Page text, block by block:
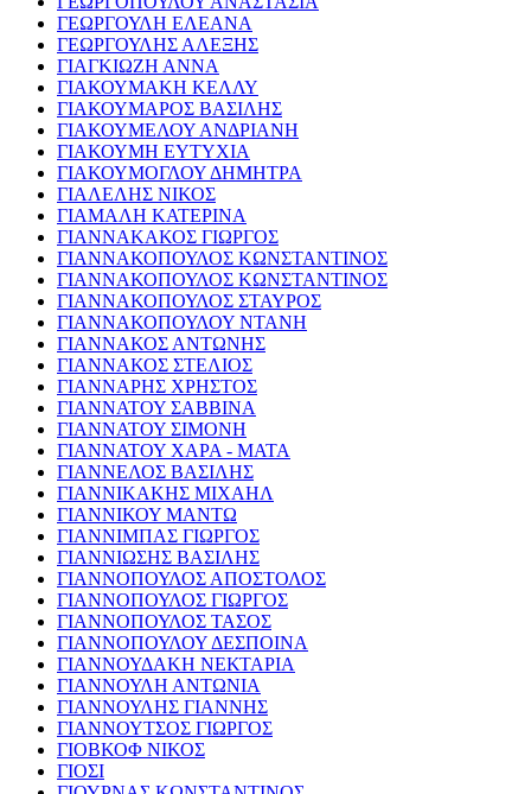
ΓΕΩΡΓΟΥΛΗ ΕΛΕΑΝΑ
ΓΕΩΡΓΟΥΛΗΣ ΑΛΕΞΗΣ
ΓΙΑΓΚΙΩΖΗ ΑΝΝΑ
ΓΙΑΚΟΥΜΑΚΗ ΚΕΛΛΥ
ΓΙΑΚΟΥΜΑΡΟΣ ΒΑΣΙΛΗΣ
ΓΙΑΚΟΥΜΕΛΟΥ ΑΝΔΡΙΑΝΗ
ΓΙΑΚΟΥΜΗ ΕΥΤΥΧΙΑ
ΓΙΑΚΟΥΜΟΓΛΟΥ ΔΗΜΗΤΡΑ
ΓΙΑΛΕΛΗΣ ΝΙΚΟΣ
ΓΙΑΜΑΛΗ ΚΑΤΕΡΙΝΑ
ΓΙΑΝΝΑΚΑΚΟΣ ΓΙΩΡΓΟΣ
ΓΙΑΝΝΑΚΟΠΟΥΛΟΣ ΚΩΝΣΤΑΝΤΙΝΟΣ
ΓΙΑΝΝΑΚΟΠΟΥΛΟΣ ΚΩΝΣΤΑΝΤΙΝΟΣ
ΓΙΑΝΝΑΚΟΠΟΥΛΟΣ ΣΤΑΥΡΟΣ
ΓΙΑΝΝΑΚΟΠΟΥΛΟΥ ΝΤΑΝΗ
ΓΙΑΝΝΑΚΟΣ ΑΝΤΩΝΗΣ
ΓΙΑΝΝΑΚΟΣ ΣΤΕΛΙΟΣ
ΓΙΑΝΝΑΡΗΣ ΧΡΗΣΤΟΣ
ΓΙΑΝΝΑΤΟΥ ΣΑΒΒΙΝΑ
ΓΙΑΝΝΑΤΟΥ ΣΙΜΟΝΗ
ΓΙΑΝΝΑΤΟΥ ΧΑΡΑ - ΜΑΤΑ
ΓΙΑΝΝΕΛΟΣ ΒΑΣΙΛΗΣ
ΓΙΑΝΝΙΚΑΚΗΣ ΜΙΧΑΗΛ
ΓΙΑΝΝΙΚΟΥ ΜΑΝΤΩ
ΓΙΑΝΝΙΜΠΑΣ ΓΙΩΡΓΟΣ
ΓΙΑΝΝΙΩΣΗΣ ΒΑΣΙΛΗΣ
ΓΙΑΝΝΟΠΟΥΛΟΣ ΑΠΟΣΤΟΛΟΣ
ΓΙΑΝΝΟΠΟΥΛΟΣ ΓΙΩΡΓΟΣ
ΓΙΑΝΝΟΠΟΥΛΟΣ ΤΑΣΟΣ
ΓΙΑΝΝΟΠΟΥΛΟΥ ΔΕΣΠΟΙΝΑ
ΓΙΑΝΝΟΥΔΑΚΗ ΝΕΚΤΑΡΙΑ
ΓΙΑΝΝΟΥΛΗ ΑΝΤΩΝΙΑ
ΓΙΑΝΝΟΥΛΗΣ ΓΙΑΝΝΗΣ
ΓΙΑΝΝΟΥΤΣΟΣ ΓΙΩΡΓΟΣ
ΓΙΟΒΚΟΦ ΝΙΚΟΣ
ΓΙΟΣΙ